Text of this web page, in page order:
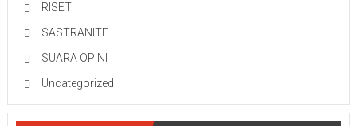
RISET
SASTRANITE
SUARA OPINI
Uncategorized